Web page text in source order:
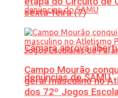
Câmara aprova
denúncias do SAMU
sexta-feira (7)
Campo Mourão
geral masculino no
dos 72º Jogos